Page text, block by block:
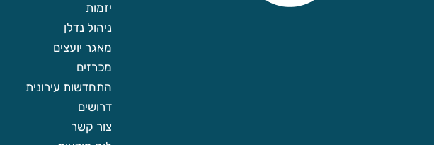
יזמות
ניהול נדלן
מאגר יועצים
מכרזים
התחדשות עירונית
דרושים
צור קשר